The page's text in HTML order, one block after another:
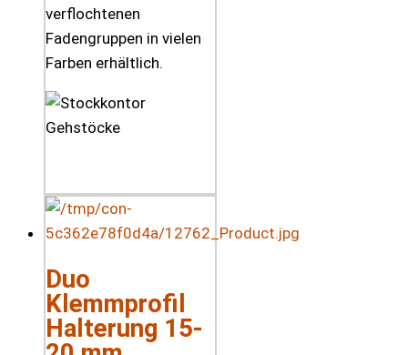
verflochtenen
Fadengruppen in vielen
Farben erhältlich.
Duo
Klemmprofil
Halterung 15-